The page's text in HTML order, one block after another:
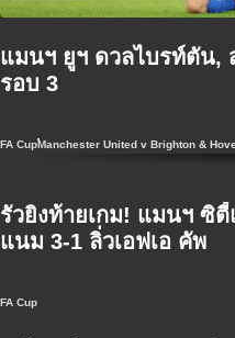
แมนฯ ยูฯ ดวลไบรท์ตัน,
รอบ 3
FA Cup
รัวยิงท้ายเกม! แมนฯ ซิ
แนม 3-1 ลิ่วเอฟเอ คัพ
FA Cup